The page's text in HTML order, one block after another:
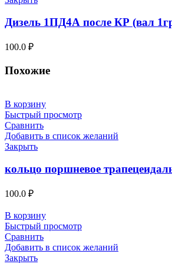
Дизель 1ПД4А после КР (вал
100.0 ₽
Похожие
В корзину
Быстрый просмотр
Сравнить
Добавить в список желаний
Закрыть
кольцо поршневое
100.0 ₽
В корзину
Быстрый просмотр
Сравнить
Добавить в список желаний
Закрыть